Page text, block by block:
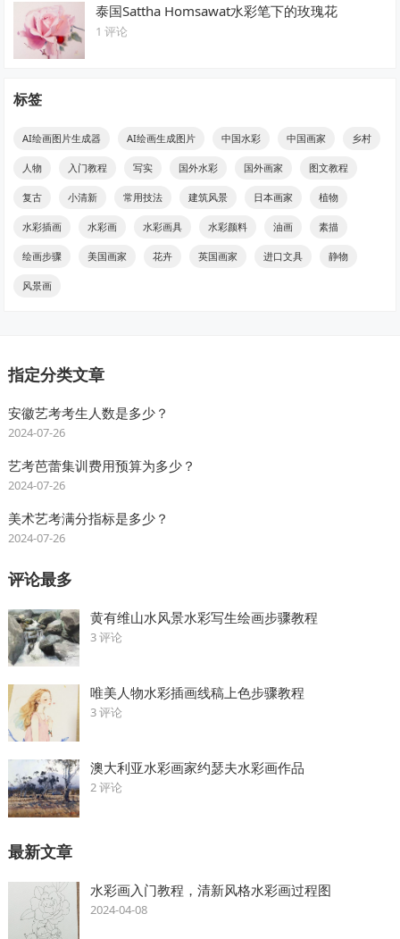
泰国Sattha Homsawat水彩笔下的玫瑰花
1 评论
标签
AI绘画图片生成器 AI绘画生成图片 中国水彩 中国画家 乡村
人物 入门教程 写实 国外水彩 国外画家 图文教程
复古 小清新 常用技法 建筑风景 日本画家 植物
水彩插画 水彩画 水彩画具 水彩颜料 油画 素描
绘画步骤 美国画家 花卉 英国画家 进口文具 静物
风景画
指定分类文章
安徽艺考考生人数是多少？
2024-07-26
艺考芭蕾集训费用预算为多少？
2024-07-26
美术艺考满分指标是多少？
2024-07-26
评论最多
黄有维山水风景水彩写生绘画步骤教程
3 评论
唯美人物水彩插画线稿上色步骤教程
3 评论
澳大利亚水彩画家约瑟夫水彩画作品
2 评论
最新文章
水彩画入门教程，清新风格水彩画过程图
2024-04-08